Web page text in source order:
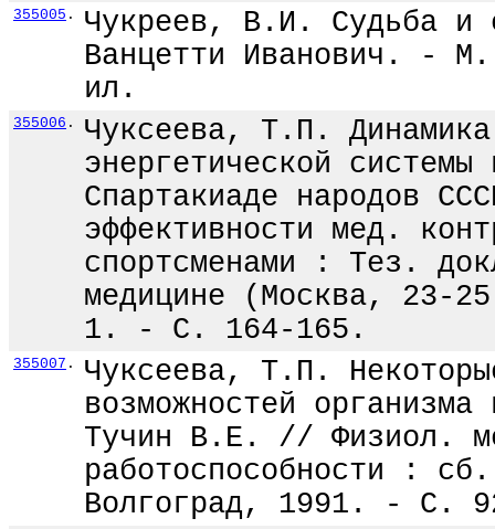
355005 .
Чукреев, В.И. Судьба и
Ванцетти Иванович. -
ил.
355006 .
Чуксеева, Т.П. Динамика
энергетической
Спартакиаде народов
эффективности мед.
спортсменами : Тез.
медицине (Москва,
1. - С. 164-165.
355007 .
Чуксеева, Т.П.
возможностей
Тучин В.Е. // Физиол.
работоспособности :
Волгоград, 1991. - С.